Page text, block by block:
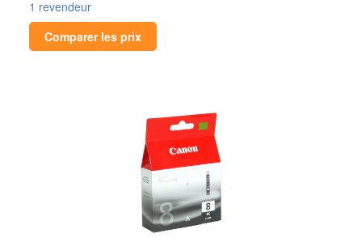
1 revendeur
Comparer les prix